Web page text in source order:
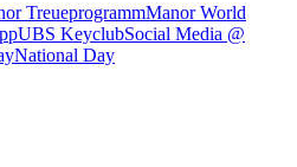
TreueprogrammManor World
UBS KeyclubSocial Media @
National Day